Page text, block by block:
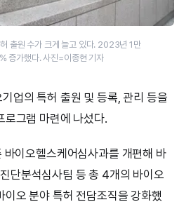
출원 수가 크게 늘고 있다. 2023년 1만
가했다. 사진=이종현 기자
업의 특허 출원 및 등록, 관리 등을
로그램 마련에 나섰다.
이오헬스케어심사과를 개편해 바
단분석심사팀 등 총 4개의 바이오
이오 분야 특허 전담조직을 강화했